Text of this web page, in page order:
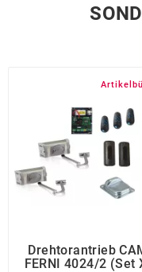
Drehtorantrieb
FERNI 4024/2 (Set